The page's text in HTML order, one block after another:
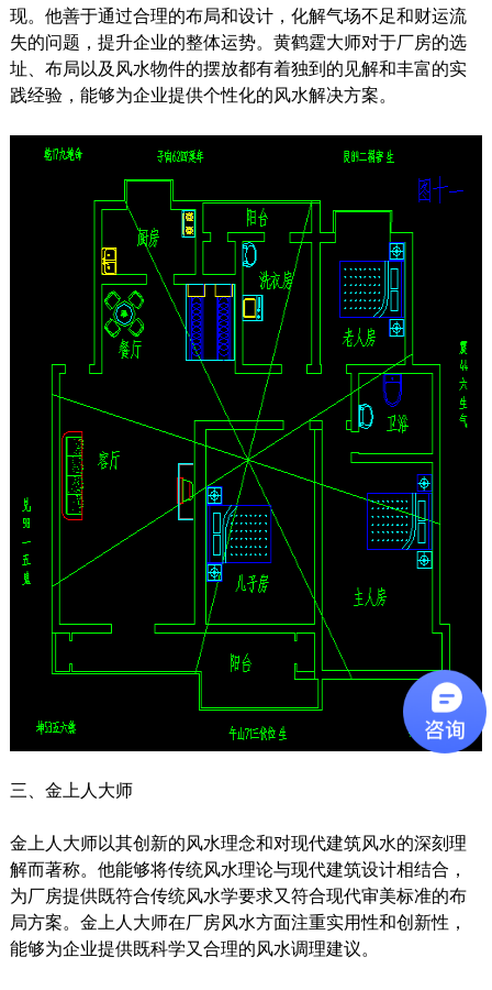
现。他善于通过合理的布局和设计，化解气场不足和财运流
失的问题，提升企业的整体运势。黄鹤霆大师对于厂房的选
址、布局以及风水物件的摆放都有着独到的见解和丰富的实
践经验，能够为企业提供个性化的风水解决方案。
三、金上人大师
金上人大师以其创新的风水理念和对现代建筑风水的深刻理
解而著称。他能够将传统风水理论与现代建筑设计相结合，
为厂房提供既符合传统风水学要求又符合现代审美标准的布
局方案。金上人大师在厂房风水方面注重实用性和创新性，
能够为企业提供既科学又合理的风水调理建议。